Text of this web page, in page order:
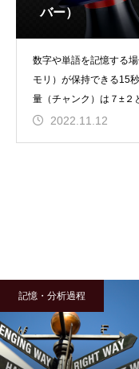
バー）
数字や単語を記憶する
モリ）が保持できる15
量（チャンク）は７±２
や認識のかたまり
2022.11.12
記憶・分析過程